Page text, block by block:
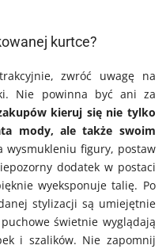
kurtce?
zwróć uwagę na
Nie powinna być ani za
kieruj się nie tylko
mody, ale także swoim
wysmukleniu figury, postaw
dodatek w postaci
wyeksponuje talię. Po
stylizacji są umiejętnie
świetnie wyglądają
i szalików. Nie zapomnij